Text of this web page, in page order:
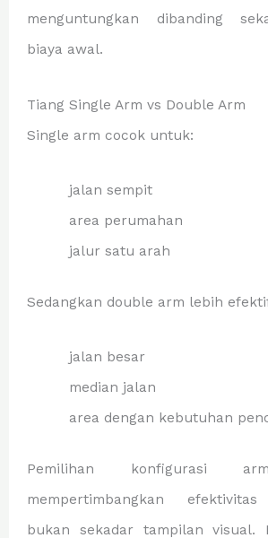
menguntungkan dibanding
biaya awal.
Tiang Single Arm vs Double Arm
Single arm cocok untuk:
jalan sempit
area perumahan
jalur satu arah
Sedangkan double arm lebih
jalan besar
median jalan
area dengan kebutuhan
Pemilihan konfigurasi
mempertimbangkan efektivitas
bukan sekadar tampilan visual.